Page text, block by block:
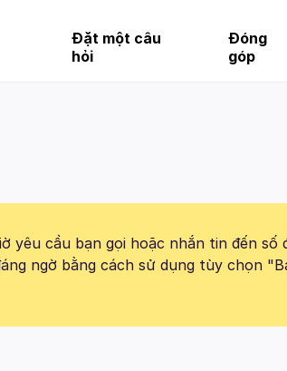
Đặt một câu
hỏi
Đóng
góp
yêu cầu bạn gọi hoặc nhắn tin đến số
ngờ bằng cách sử dụng tùy chọn